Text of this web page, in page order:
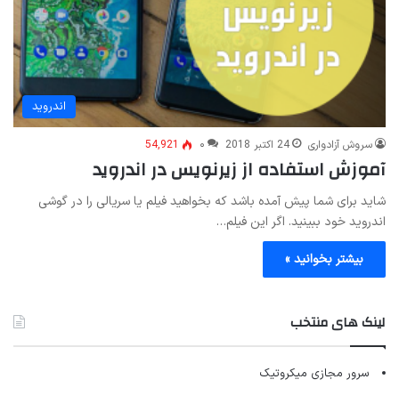
اندروید
سروش آزادواری 24 اکتبر 2018 ۰ 54,921
آموزش استفاده از زیرنویس در اندروید
شاید برای شما پیش آمده باشد که بخواهید فیلم یا سریالی را در گوشی
اندروید خود ببینید. اگر این فیلم…
بیشتر بخوانید »
لینک های منتخب
سرور مجازی میکروتیک